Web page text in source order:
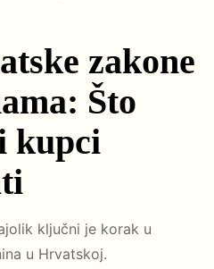
zakone
Što
kupci
ključni je korak u
u Hrvatskoj.